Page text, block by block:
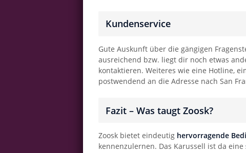
Kundenservice
Gute Auskunft über die gängigen
ausreichend bzw. liegt dir noch etwas
kontaktieren. Weiteres wie eine Hotline,
postwendend an die Adresse nach San
Fazit – Was taugt Zoosk?
Zoosk bietet eindeutig hervorragende
kennenzulernen. Das Karussell ist da eine